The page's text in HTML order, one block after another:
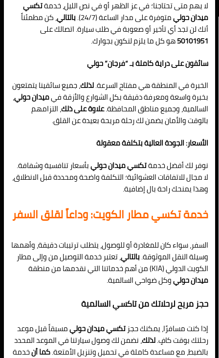
لا يهم متى تحتاجنا؛ في عز الظهر أو في نص الليل، خدمةتكسي
ميدان حوليمتوفرة على مدار الساعة (24/7). بالتالي، كن مطمئناً
أنك لن تجد أي تأخير أو صعوبة في طلب سيارة. اتصالك على
50101951هو كل ما يلزم لنكون بجوارك.
سائقون على دراية كاملة بـ “فرجان” حولي
الخبرة في المنطقة هي مفتاح السرعة.لذلك، جميع سائقينا يتمتعون
بخبرة واسعة ومعرفة دقيقة بكل الشوارع والأزقة فيميدان حولي،
السالمية، وجميع مناطق المحافظة.علاوة على ذلك، التزامهم
بالوقت والأمان يضمن لك رحلة مريحة بعيدة عن القلق.
الأسعار: الجودة العالية بتكلفة معقولة
نوفر لك أفضل خدمةتكسي ميدان حوليبأسعار تنافسية وشفافة.
لا مجال للاتفاقات العشوائية؛ التكلفة واضحة ومحددة قبل الانطلاق،
وهذا يمنحك راحة بال إضافية.
خدمة تكسي مطار الكويت: وداعاً لقلق السفر
السفر، سواء كان للمغادرة أو للوصول، يتطلب ترتيبات دقيقة، وأهمها
وسيلة النقل الموثوقة.بالتالي، تعتبر خدمة التوصيل من وإلى مطار
الكويت الدولي (KIA) من أهم خدماتنا التي نقدمها من منطقة
ميدان حوليوكل ضواحي السالمية.
حجز مريح لرحلاتك من تاكسي السالمية
إذا كنت مسافرًا، يمكنك حجزتكسي ميدان حوليمسبقاً قبل موعد
رحلتك بوقت كافٍ.لذلك، نضمن لك وصول سيارتنا في الموعد المحدد
بالضبط، مع مساعدة كاملة في تحميل وتنزيل الأمتعة.كما أنخدمة